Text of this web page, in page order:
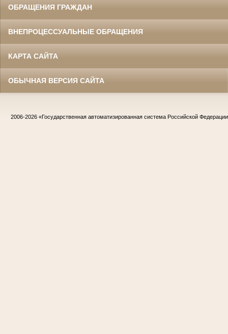
ОБРАЩЕНИЯ ГРАЖДАН
ВНЕПРОЦЕССУАЛЬНЫЕ ОБРАЩЕНИЯ
КАРТА САЙТА
ОБЫЧНАЯ ВЕРСИЯ САЙТА
2006-2026 «Государственная автоматизированная система Российской